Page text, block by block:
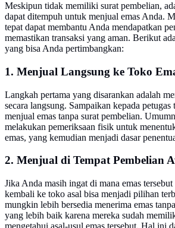
Meskipun tidak memiliki surat pembelian,
dapat ditempuh untuk menjual emas Anda.
tepat dapat membantu Anda mendapatkan
memastikan transaksi yang aman. Berikut
yang bisa Anda pertimbangkan:
1. Menjual Langsung ke Toko
Langkah pertama yang disarankan adalah
secara langsung. Sampaikan kepada
menjual emas tanpa surat pembelian.
melakukan pemeriksaan fisik untuk
emas, yang kemudian menjadi dasar
2. Menjual di Tempat Pembelian
Jika Anda masih ingat di mana emas
kembali ke toko asal bisa menjadi pilihan
mungkin lebih bersedia menerima emas
yang lebih baik karena mereka sudah
mengetahui asal-usul emas tersebut. Hal ini